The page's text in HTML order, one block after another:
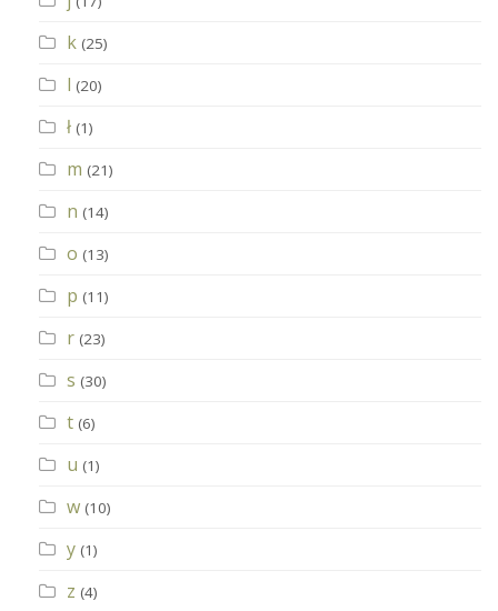
k (25)
l (20)
ł (1)
m (21)
n (14)
o (13)
p (11)
r (23)
s (30)
t (6)
u (1)
w (10)
y (1)
z (4)